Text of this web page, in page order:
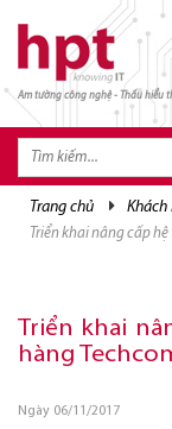
Am tường công nghệ - Thấu hiểu
trang chủ
triển khai nâng cấp
Triển khai
hàng
Ngày 06/11/2017
TRANG CHỦ
TRANG CHỦ
GIẢI PHÁP
TRI THỨC